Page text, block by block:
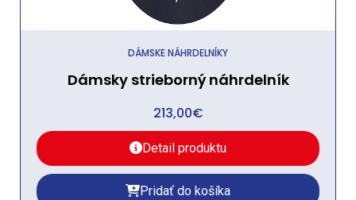
DÁMSKE NÁHRDELNÍKY
Dámsky strieborný náhrdelník
213,00€
Detail produktu
Pridať do košíka